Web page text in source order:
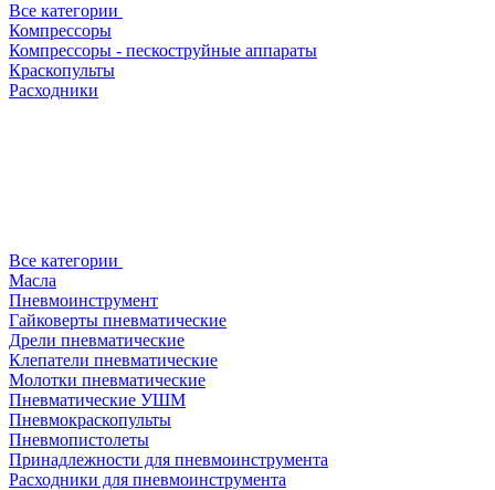
Все категории
Компрессоры
Компрессоры - пескоструйные аппараты
Краскопульты
Расходники
Все категории
Масла
Пневмоинструмент
Гайковерты пневматические
Дрели пневматические
Клепатели пневматические
Молотки пневматические
Пневматические УШМ
Пневмокраскопульты
Пневмопистолеты
Принадлежности для пневмоинструмента
Расходники для пневмоинструмента